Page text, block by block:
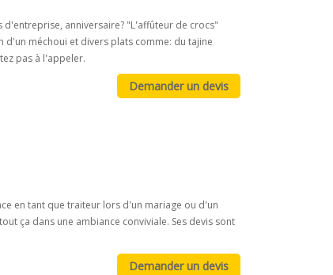
anniversaire? "L'affûteur de crocs"
méchoui et divers plats comme: du tajine
pas à l'appeler.
en tant que traiteur lors d'un mariage ou d'un
ça dans une ambiance conviviale. Ses devis sont